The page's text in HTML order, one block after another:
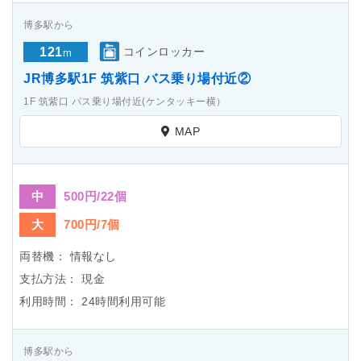
博多駅から
121m コインロッカー
JR博多駅1F 筑紫口 バス乗り場付近②
1F 筑紫口 バス乗り場付近(ケンタッキー横）
MAP
中 500円/22個
大 700円/7個
両替機：
情報なし
支払方法：
現金
利用時間：
24時間利用可能
博多駅から